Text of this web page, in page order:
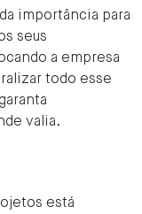
importância para
seus
a empresa
todo esse
valia.
está